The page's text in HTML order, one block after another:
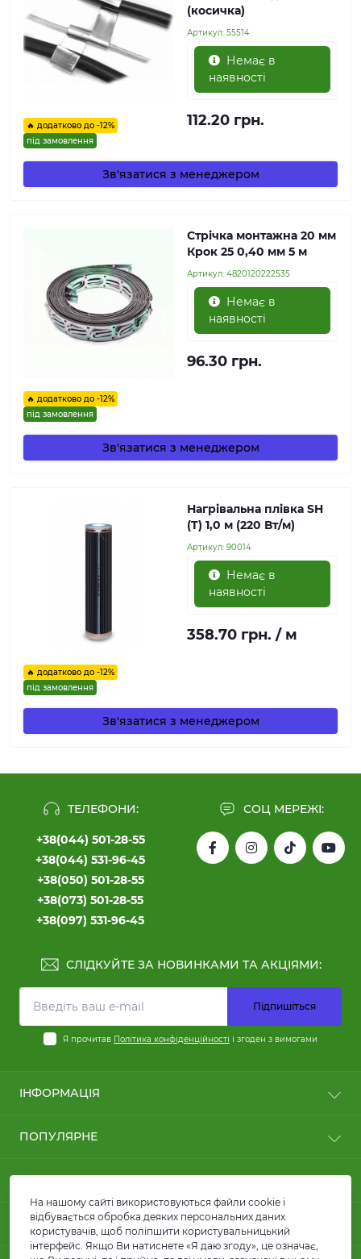
🔥 додатково до -12%
під замовлення
(косичка)
Артикул: 55514
Немає в
наявності
112.20 грн.
Зв'язатися з менеджером
🔥 додатково до -12%
під замовлення
Стрічка монтажна 20 мм
Крок 25 0,40 мм 5 м
Артикул: 4820120222535
Немає в
наявності
96.30 грн.
Зв'язатися з менеджером
🔥 додатково до -12%
під замовлення
Нагрівальна плівка SH
(T) 1,0 м (220 Вт/м)
Артикул: 90014
Немає в
наявності
358.70 грн. / м
Зв'язатися з менеджером
ТЕЛЕФОНИ:
+38(044) 501-28-55
+38(044) 531-96-45
+38(050) 501-28-55
+38(073) 501-28-55
+38(097) 531-96-45
СОЦ МЕРЕЖІ:
СЛІДКУЙТЕ ЗА НОВИНКАМИ ТА АКЦІЯМИ:
Підпишіться
Я прочитав Політика конфіденційності і згоден з вимогами
ІНФОРМАЦІЯ
Оплата
FAQ
Про магазин
Відгуки
ПОПУЛЯРНЕ
Провід ПВ1 та ПВ3
Лотки металеві
Акумуляторні батареї
КОНТАКТИ ТА АДРЕСА
вул. Кирилівська, 86, м.Київ
Гуртова компанія КАРАТ ЛТД
МЕСЕНДЖЕРИ
Telegram
На нашому сайті використовуються файли cookie і
відбувається обробка деяких персональних даних
користувачів, щоб поліпшити користувальницький
інтерфейс. Якщо Ви натиснете «Я даю згоду», це означає,